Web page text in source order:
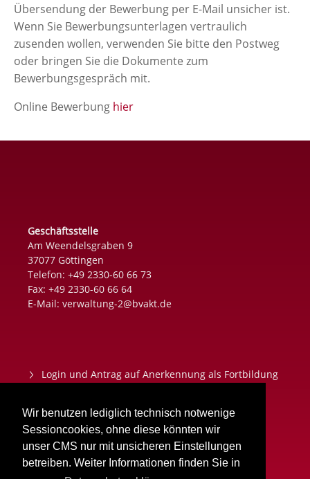
Wir benutzen lediglich technisch notwenige
Sessioncookies, ohne diese könnten wir
unser CMS nur mit unsicheren Einstellungen
betreiben. Weiter Informationen finden Sie in
Übersendung der Bewerbung per E-Mail unsicher ist.
Wenn Sie Bewerbungsunterlagen vertraulich
zusenden wollen, verwenden Sie bitte den Postweg
oder bringen Sie die Dokumente zum
Bewerbungsgespräch mit.
Online Bewerbung hier
Geschäftsstelle
Am Weendelsgraben 9
37077 Göttingen
Telefon: +49 2330-60 66 73
Fax: +49 2330-60 66 64
E-Mail: verwaltung-2@bvakt.de
Login und Antrag auf Anerkennung als Fortbildung
Impressum
Aktuelles